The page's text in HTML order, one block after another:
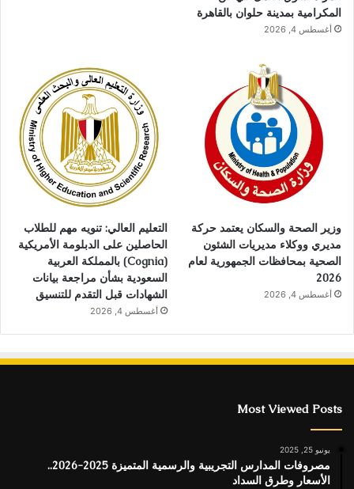
المكرامية بمدينة حلوان بالقاهرة
أغسطس 4, 2026
وزير الصحة والسكان يعتمد حركة
مديري ووكلاء مديريات الشئون
الصحية بمحافظات الجمهورية لعام
2026
أغسطس 4, 2026
التعليم العالي: تنويه مهم للطلاب
الحاصلين على الدبلومة الأمريكية
(Cognia) بالمملكة العربية
السعودية بشأن مراجعة بيانات
الشهادات قبل التقدم للتنسيق
أغسطس 4, 2026
Most Viewed Posts
يونيو 25, 2025
مصروفات المدارس التجريبية والرسمية المتميزة 2025-2026..
الأسعار وطرق السداد